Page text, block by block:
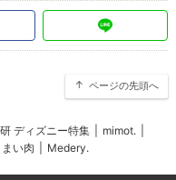
ページの先頭へ
ディズニー特集 mimot.
まい肉 Medery.